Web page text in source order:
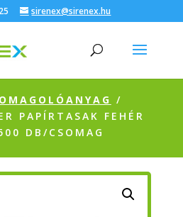
sirenex@sirenex.hu
/
PAPÍRTASAK FEHÉR
DB/CSOMAG